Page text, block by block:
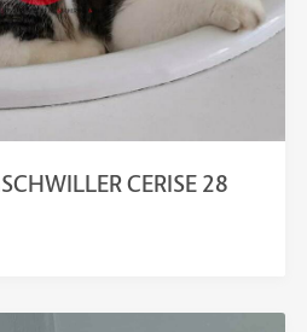
CERISE 28